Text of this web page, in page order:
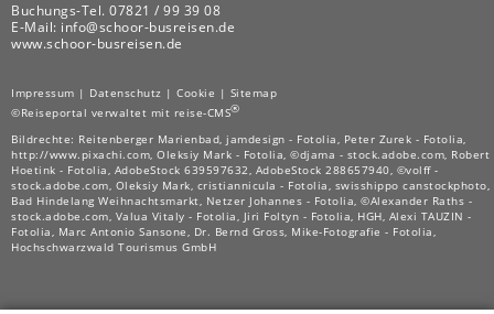
Buchungs-Tel. 07821 / 99 39 08
E-Mail: info@schoor-busreisen.de
www.schoor-busreisen.de
Impressum | Datenschutz | Cookie | Sitemap
©Reiseportal verwaltet mit reise-CMS®
Bildrechte: Reitenberger Marienbad, jamdesign - Fotolia, Peter Zurek - Fotolia,
http://www.pixachi.com, Oleksiy Mark - Fotolia, ©djama - stock.adobe.com, Robert
Hoetink - Fotolia, AdobeStock 639597632, AdobeStock 288657940, ©volff -
stock.adobe.com, Oleksiy Mark, cristiannicula - Fotolia, swisshippo canstockphoto,
Bad Hindelang Weihnachtsmarkt, Netzer Johannes - Fotolia, ©Alexander Raths -
stock.adobe.com, Valua Vitaly - Fotolia, Jiri Foltyn - Fotolia, HGH, Alexi TAUZIN -
Fotolia, Marc Antonio Sansone, Dr. Bernd Gross, Mike-Fotografie - Fotolia,
Hochschwarzwald Tourismus GmbH